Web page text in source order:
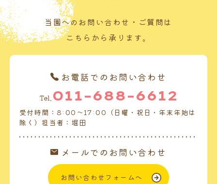
当園へのお問い合わせ・ご質問は
こちらから承ります。
お電話でのお問い合わせ
Tel. 011-688-6612
受付時間：8:00～17:00（日曜・祝日・年末年始は
除く）担当者：堀田
メールでのお問い合わせ
お問い合わせフォームへ